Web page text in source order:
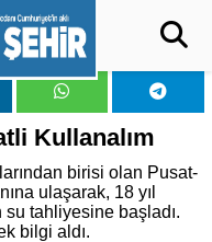
Kullanalım
birisi olan Pusat-
ulaşarak, 18 yıl
su tahliyesine başladı.
bilgi aldı.